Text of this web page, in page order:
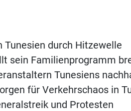
Tunesien durch Hitzewelle
sein Familienprogramm
Tunesiens
für Verkehrschaos in
und Protesten